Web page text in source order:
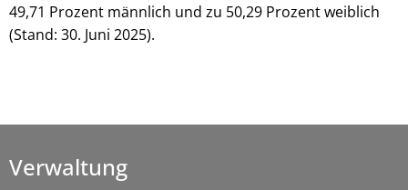
49,71 Prozent männlich und zu 50,29 Prozent weiblich
(Stand: 30. Juni 2025).
Verwaltung